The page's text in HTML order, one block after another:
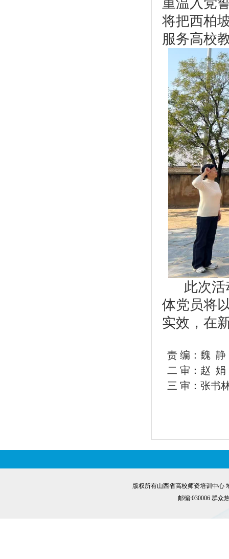
重温入党
将把西柏
服务高校
此次
体党员将
实效，在
责 编：魏 静
二 审：赵 娟
三 审：张书
版权所有山西省高校师资培训中心
邮编:030006 群众